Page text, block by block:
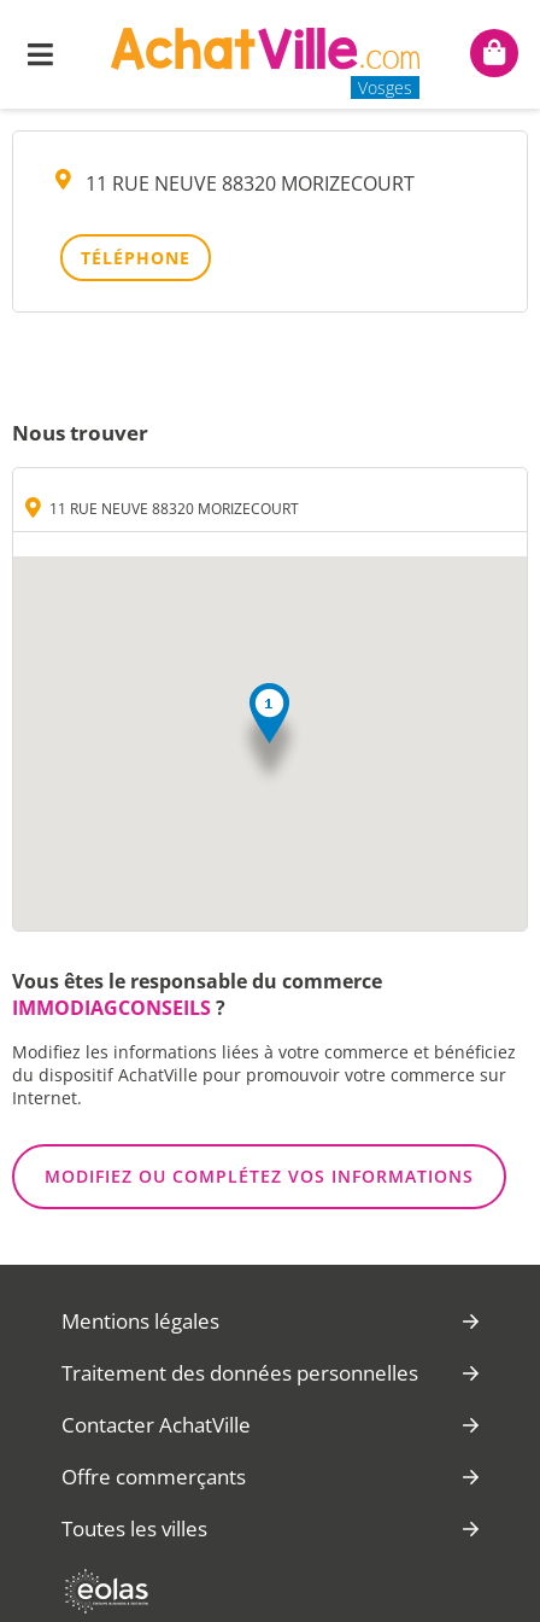
Menu
Vosges
Mon
IMMODIAGCONSEILS
11 RUE NEUVE 88320 MORIZECOURT
TÉLÉPHONE
Nous trouver
11 RUE NEUVE 88320 MORIZECOURT
Vous êtes le responsable du commerce
IMMODIAGCONSEILS?
Modifiez les informations liées à votre commerce et bénéficiez
du dispositif AchatVille pour promouvoir votre commerce sur
Internet.
MODIFIEZ OU COMPLÉTEZ VOS INFORMATIONS
Mentions légales
Traitement des données personnelles
Contacter AchatVille
Offre commerçants
Toutes les villes